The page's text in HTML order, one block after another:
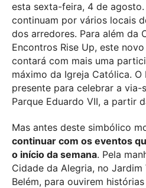
esta sexta-feira, 4 de
continuam por vários locais
dos arredores. Para além da
Encontros Rise Up, este
contará com mais uma
máximo da Igreja Católica. O
presente para celebrar a via-
Parque Eduardo VII, a partir
Mas antes deste simbólico
continuar com os eventos
o início da semana. Pela
Cidade da Alegria, no Jardim
Belém, para ouvirem